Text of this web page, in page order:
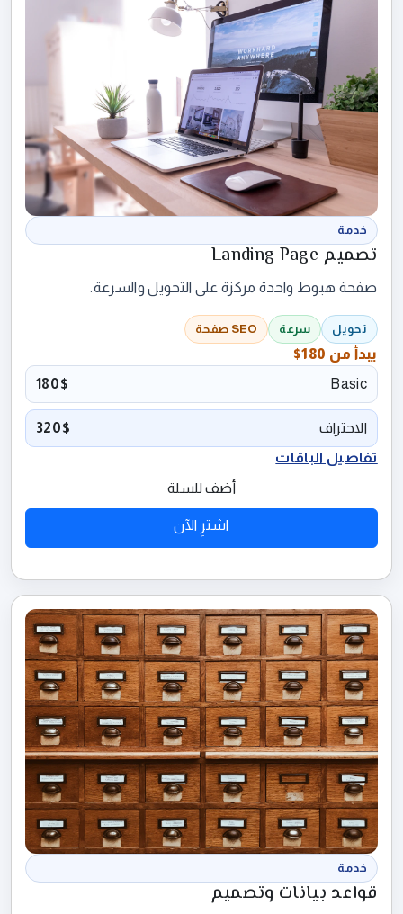
خدمة
تصميم Landing Page
صفحة هبوط واحدة مركزة على التحويل والسرعة.
تحويل سرعة SEO صفحة
يبدأ من 180$
Basic
180$
الاحتراف
320$
تفاصيل الباقات
أضف للسلة
اشترِ الآن
خدمة
قواعد بيانات وتصميم